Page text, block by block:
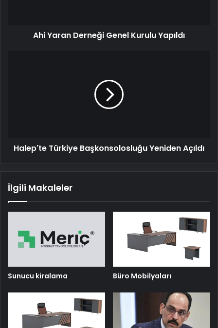
Ahi Yaran Derneği Genel Kurulu Yapıldı
Halep'te Türkiye Başkonsolosluğu Yeniden Açıldı
İlgili Makaleler
Sunucu kiralama Büro Mobilyaları